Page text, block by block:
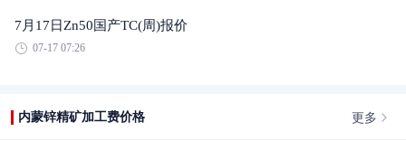
7月17日Zn50国产TC(周)报价
07-17 07:26
内蒙锌精矿加工费价格 更多